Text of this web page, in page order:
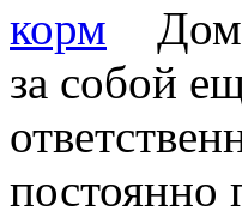
за собой
постоянно